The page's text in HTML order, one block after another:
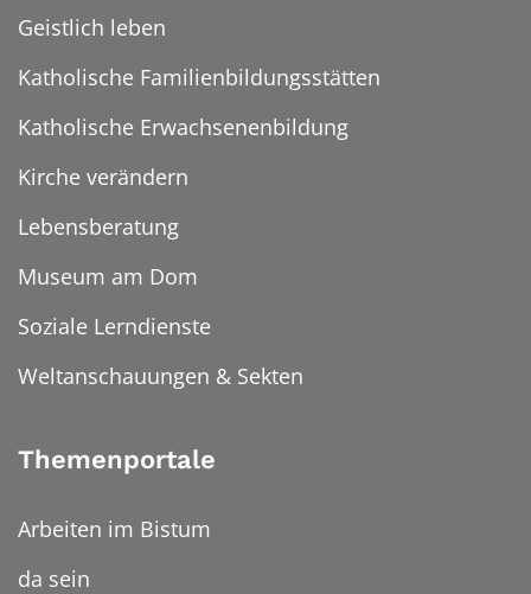
Geistlich leben
Katholische Familienbildungsstätten
Katholische Erwachsenenbildung
Kirche verändern
Lebensberatung
Museum am Dom
Soziale Lerndienste
Weltanschauungen & Sekten
Themenportale
Arbeiten im Bistum
da sein